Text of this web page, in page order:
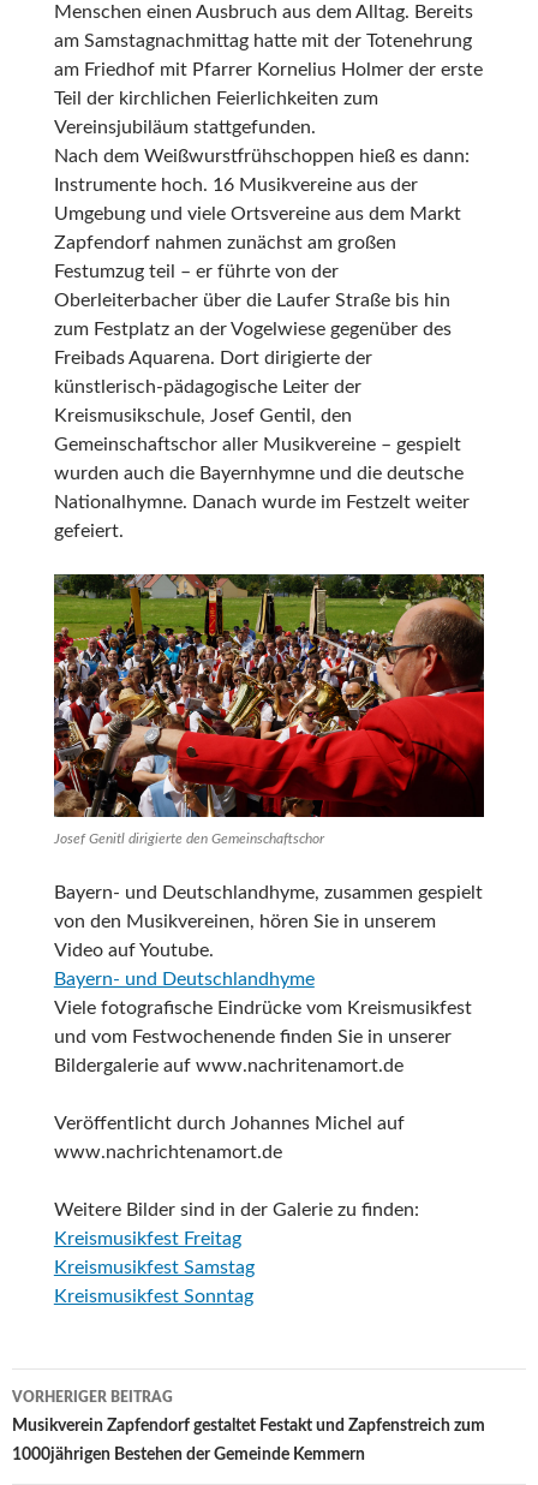
Menschen einen Ausbruch aus dem Alltag. Bereits
am Samstagnachmittag hatte mit der Totenehrung
am Friedhof mit Pfarrer Kornelius Holmer der erste
Teil der kirchlichen Feierlichkeiten zum
Vereinsjubiläum stattgefunden.
Nach dem Weißwurstfrühschoppen hieß es dann:
Instrumente hoch. 16 Musikvereine aus der
Umgebung und viele Ortsvereine aus dem Markt
Zapfendorf nahmen zunächst am großen
Festumzug teil – er führte von der
Oberleiterbacher über die Laufer Straße bis hin
zum Festplatz an der Vogelwiese gegenüber des
Freibads Aquarena. Dort dirigierte der
künstlerisch-pädagogische Leiter der
Kreismusikschule, Josef Gentil, den
Gemeinschaftschor aller Musikvereine – gespielt
wurden auch die Bayernhymne und die deutsche
Nationalhymne. Danach wurde im Festzelt weiter
gefeiert.
Josef Genitl dirigierte den Gemeinschaftschor
Bayern- und Deutschlandhyme, zusammen gespielt
von den Musikvereinen, hören Sie in unserem
Video auf Youtube.
Bayern- und Deutschlandhyme
Viele fotografische Eindrücke vom Kreismusikfest
und vom Festwochenende finden Sie in unserer
Bildergalerie auf www.nachritenamort.de
Veröffentlicht durch Johannes Michel auf
www.nachrichtenamort.de
Weitere Bilder sind in der Galerie zu finden:
Kreismusikfest Freitag
Kreismusikfest Samstag
Kreismusikfest Sonntag
Beitragsnavigation
VORHERIGER BEITRAG
Musikverein Zapfendorf gestaltet Festakt und Zapfenstreich zum
1000jährigen Bestehen der Gemeinde Kemmern